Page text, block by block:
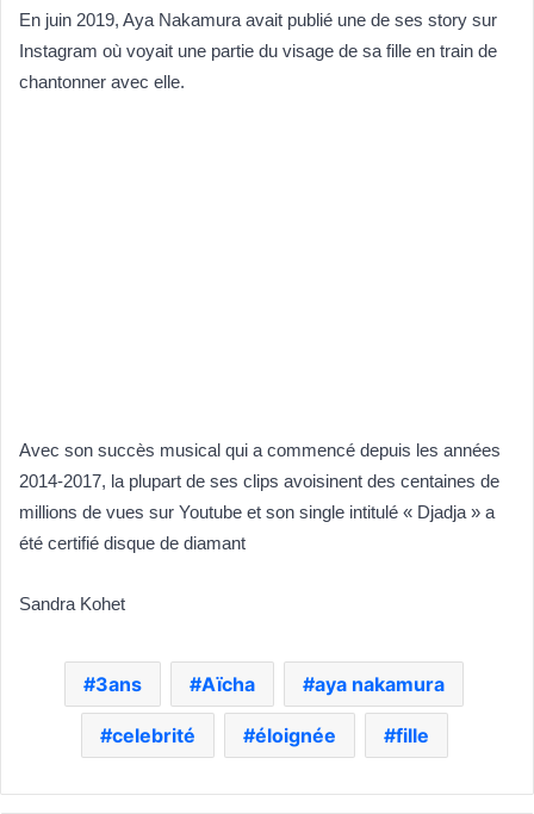
En juin 2019, Aya Nakamura avait publié une de ses story sur
Instagram où voyait une partie du visage de sa fille en train de
chantonner avec elle.
Avec son succès musical qui a commencé depuis les années
2014-2017, la plupart de ses clips avoisinent des centaines de
millions de vues sur Youtube et son single intitulé « Djadja » a
été certifié disque de diamant
Sandra Kohet
3ans Aïcha aya nakamura
celebrité éloignée fille